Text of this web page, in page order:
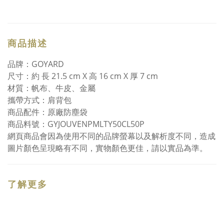
商品描述
品牌：GOYARD
尺寸：約 長 21.5 cm X 高 16 cm X 厚 7 cm
材質：帆布、牛皮、金屬
攜帶方式：肩背包
商品配件：原廠防塵袋
商品料號：GYJOUVENPMLTY50CL50P
網頁商品會因為使用不同的品牌螢幕以及解析度不同，造成
圖片顏色呈現略有不同，實物顏色更佳，請以實品為準。
了解更多